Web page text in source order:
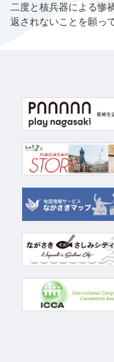
二度と核兵器による惨
返されないことを願っ